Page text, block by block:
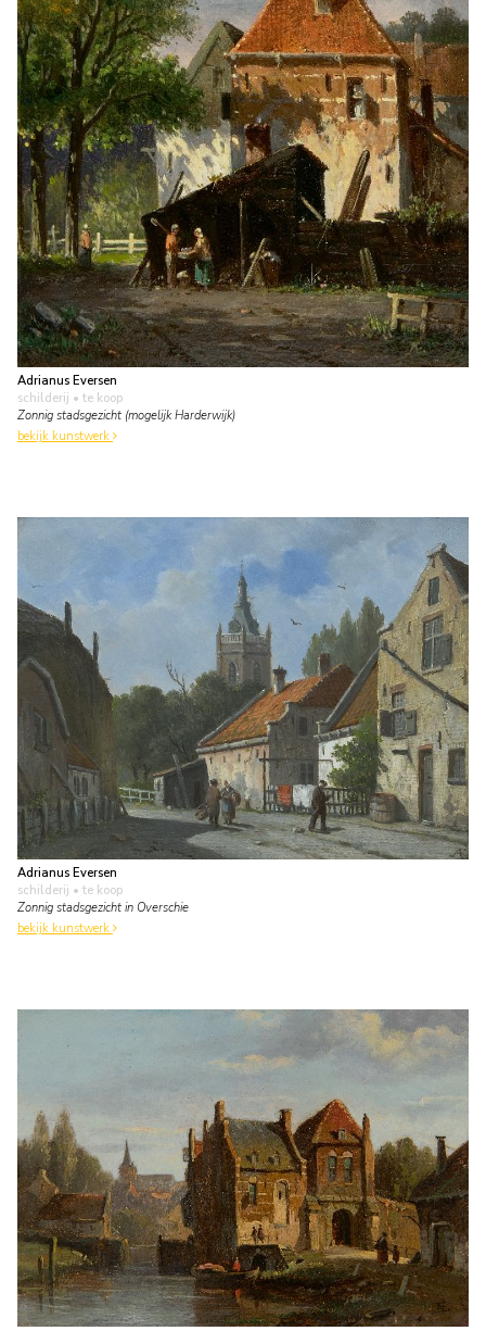
Adrianus Eversen
schilderij • te koop
Zonnig stadsgezicht (mogelijk Harderwijk)
bekijk kunstwerk
Adrianus Eversen
schilderij • te koop
Zonnig stadsgezicht in Overschie
bekijk kunstwerk